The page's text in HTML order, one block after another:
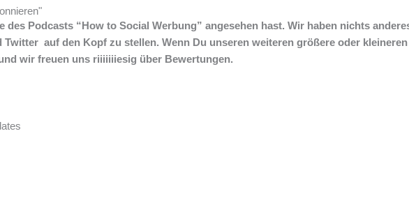
des Podcasts “How to Social Werbung” angesehen hast. Wir haben nichts
Twitter auf den Kopf zu stellen. Wenn Du unseren weiteren größere oder
wir freuen uns riiiiiiiesig über Bewertungen.